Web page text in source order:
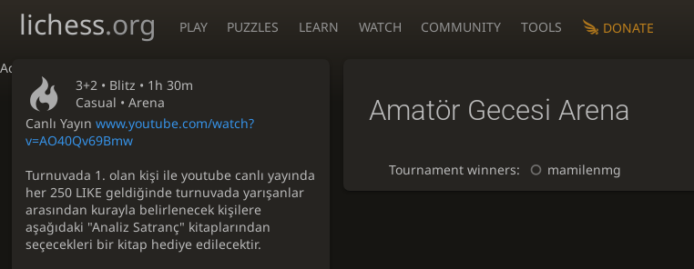
Accessibility - Enable blind mode
lichess.org PLAY PUZZLES LEARN WATCH COMMUNITY TOOLS DONATE
3+2 • Blitz • 1h 30m
Casual • Arena
Canlı Yayınwww.youtube.com/watch?
v=AO40Qv69Bmw
Turnuvada 1. olan kişi ile youtube canlı yayında
her 250 LIKE geldiğinde turnuvada yarışanlar
arasından kurayla belirlenecek kişilere
aşağıdaki "Analiz Satranç" kitaplarından
seçecekleri bir kitap hediye edilecektir.
Amatör Gecesi Arena
Tournament winners: mamilenmg